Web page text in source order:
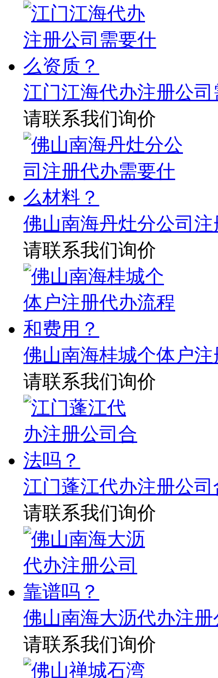
江门江海代办注册公
请联系我们询价
佛山南海丹灶分公司
请联系我们询价
佛山南海桂城个体户
请联系我们询价
江门蓬江代办注册公
请联系我们询价
佛山南海大沥代办注
请联系我们询价